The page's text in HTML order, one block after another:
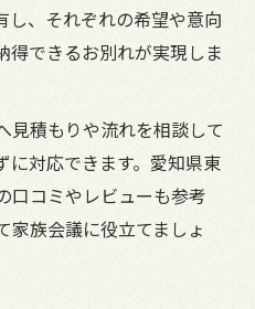
し、それぞれの希望や意向
得できるお別れが実現しま
見積もりや流れを相談して
に対応できます。愛知県東
口コミやレビューも参考
家族会議に役立てましょ